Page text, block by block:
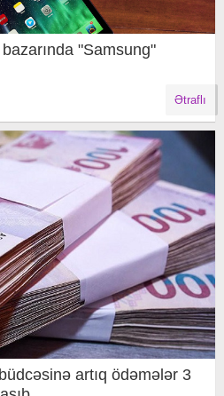
"Samsung"
Ətraflı
artıq ödəmələr 3